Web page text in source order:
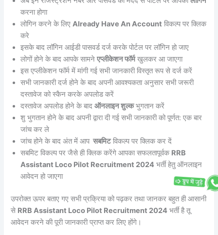
करना होगा
लोगिन करने के लिएAlready Have An Account विकल्प पर क्लिक
करे
इसके बाद लॉगिन आईडी पासवर्ड दर्ज करके पोर्टल पर लॉगिन हो जाए
लोगों होने के बाद आपके सामनेएप्लीकेशन फॉर्मखुलकर आ जाएगा
इस एप्लीकेशन फॉर्म में मांगी गई सभी जानकारी विस्तृत रूप से दर्ज करें
सभी जानकारी दर्ज होने के बाद अपनी आवश्यकता अनुसार सभी जरूरी
दस्तावेज को स्कैन करके अपलोड करें
दस्तावेज अपलोड होने के बादऑनलाइन शुल्कभुगतान करें
शु भुगतान होने के बाद अपनी द्वारा दी गई सभी जानकारी को पूर्णत: एक बार
जांच कर ले
जांच होने के बाद अंत में आप सबमिटविकल्प पर क्लिक कर दें
सबमिट विकल्प पर जैसे ही क्लिक करेंगे आपका सफलतापूर्वक RRB
Assistant Loco Pilot Recruitment 2024 भर्ती हेतु ऑनलाइन
आवेदन हो जाएगा
उपरोक्त ऊपर बताए गए सभी प्रक्रिया को पढ़कर तथा जानकर बहुत ही आसानी
से RRB Assistant Loco Pilot Recruitment 2024 भर्ती है तू
आवेदन करने की पूरी जानकारी प्राप्त कर लिए होंगे।